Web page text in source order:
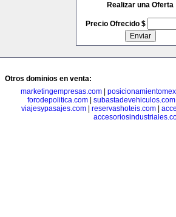
Realizar una Oferta
Precio Ofrecido $
Otros dominios en venta:
marketingempresas.com
forodepolitica.com| subastadevehiculos.com
viajesypasajes.com
reservashoteis.com